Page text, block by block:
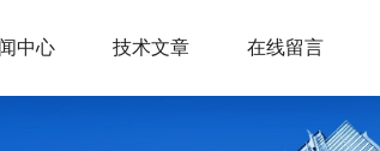
中心 技术文章 在线留言